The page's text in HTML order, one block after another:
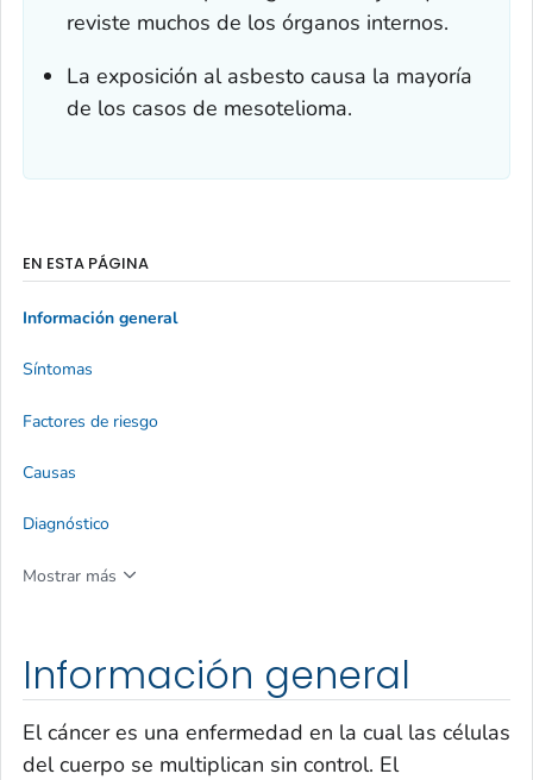
reviste muchos de los órganos internos.
La exposición al asbesto causa la mayoría
de los casos de mesotelioma.
Información general
El cáncer es una enfermedad en la cual las células
del cuerpo se multiplican sin control. El
EN ESTA PÁGINA
Información general
Síntomas
Factores de riesgo
Causas
Diagnóstico
Mostrar más